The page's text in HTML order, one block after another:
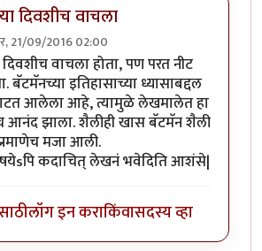
दिवशीच वाचला
21/09/2016 02:00
वाचला होता, पण परत नीट
बॅटमॅनच्या इतिहासाच्या ध्यासाबद्दल
आलेला आहे, त्यामुळे लेखमालेत हा
झाला. शैलीही खास बॅटमॅन शैली
मजा आली.
कदाचित् लेखनं भवेदिति आशंसे|
लॉग इन कराकिंवासदस्य व्हा